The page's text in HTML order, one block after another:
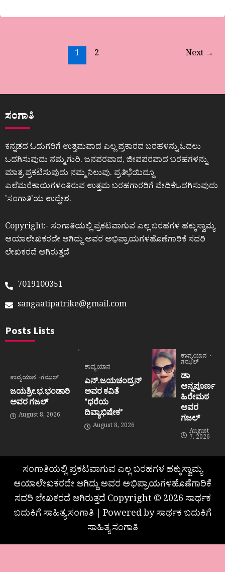
1 2 Next →
ಸಂಗಾತಿ
ಕನ್ನಡದ ಓದುಗರಿಗೆ ಉತ್ತಮವಾದ ಎಲ್ಲ ಪ್ರಕಾರದ ಬರಹಳನ್ನು ಓದಲು
ಒದಗಿಸುವುದು ನಮ್ಮ ಗುರಿ. ಜನಪರವಾದ, ಜೀವಪರವಾದ ಬರಹಗಳನ್ನು
ಮಾತ್ರ ಪ್ರಕಟಿಸುವುದು ನಮ್ಮ ನಿಲುವು. ಪ್ರತಿಭೆಯಿದ್ದೂ
ಎಲೆಮರೆಕಾಯಿಗಳಂತಿರುವ ಉತ್ತಮ ಬರಹಗಾರರಿಗೆ ವೇದಿಕೆಒದಗಿಸುವುದು
ʼಸಂಗಾತಿʼಯ ಉದ್ದೇಶ.
Copyright:- ಸಂಗಾತಿಯಲ್ಲಿ ಪ್ರಕಟವಾಗುವ ಎಲ್ಲ ಬರಹಗಳ ಹಕ್ಕುಸ್ವಾಮ್ಯ
ಆಯಾಲೇಖಕರದೇ ಆಗಿದ್ದು ಅವರ ಅಭಿಪ್ರಾಯಗಳಹೊಣೆಗಾರಿಕೆ ಸದರಿ
ಲೇಖಕರದೆ ಆಗಿರುತ್ತದೆ
7019100351
sangaatipatrike@gmail.com
Posts Lists
ಕಾವ್ಯಯಾನ ಗಝಲ್
ಜಯಶ್ರೀ.ಭ.ಭಂಡಾರಿ
ಅವರ ಗಜಲ್
August 8, 2026
ಕಾವ್ಯಯಾನ
ಎನ್.ಜಯಚಂದ್ರನ್
ಅವರ ಕವಿತೆ
“ಧರೆಯ
ದಿವ್ಯಾಭಿಷೇಕ”
August 8, 2026
ಕಾವ್ಯಯಾನ
ಗಝಲ್
ಡಾ
ಅನ್ನಪೂರ್ಣ
ಹಿರೇಮಠ
ಅವರ
ಗಜಲ್
August
7, 2026
ಸಂಗಾತಿಯಲ್ಲಿ ಪ್ರಕಟವಾಗುವ ಎಲ್ಲ ಬರಹಗಳ ಹಕ್ಕುಸ್ವಾಮ್ಯ
ಆಯಾಲೇಖಕರದೇ ಆಗಿದ್ದು ಅವರ ಅಭಿಪ್ರಾಯಗಳಹೊಣೆಗಾರಿಕೆ
ಸದರಿ ಲೇಖಕರದೆ ಆಗಿರುತ್ತದೆ Copyright © 2026 ಸಾರ್ಥಕ
ಬದುಕಿಗೆ ಸಾಹಿತ್ಯ ಸಂಗಾತಿ | Powered by ಸಾರ್ಥಕ ಬದುಕಿಗೆ
ಸಾಹಿತ್ಯ ಸಂಗಾತಿ